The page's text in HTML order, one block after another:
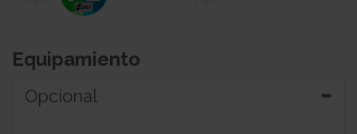
Equipamiento
Opcional